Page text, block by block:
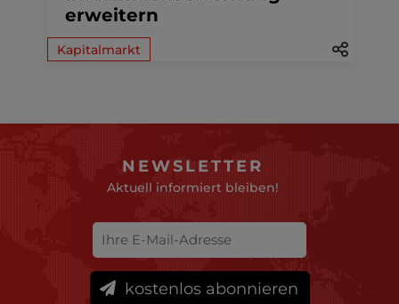
erweitern
Kapitalmarkt
NEWSLETTER
Aktuell informiert bleiben!
kostenlos abonnieren